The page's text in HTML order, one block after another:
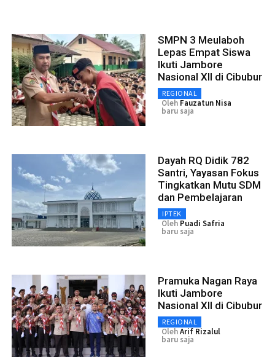
SMPN 3 Meulaboh
Lepas Empat Siswa
Ikuti Jambore
Nasional XII di Cibubur
REGIONAL
Oleh Fauzatun Nisa
baru saja
Dayah RQ Didik 782
Santri, Yayasan Fokus
Tingkatkan Mutu SDM
dan Pembelajaran
IPTEK
Oleh Puadi Safria
baru saja
Pramuka Nagan Raya
Ikuti Jambore
Nasional XII di Cibubur
REGIONAL
OlehArif Rizalul
baru saja